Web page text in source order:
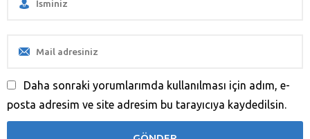
Daha sonraki yorumlarımda kullanılması için adım, e-
posta adresim ve site adresim bu tarayıcıya kaydedilsin.